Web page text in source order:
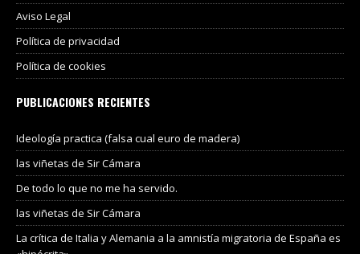
Aviso Legal
Política de privacidad
Política de cookies
PUBLICACIONES RECIENTES
Ideología practica (falsa cual euro de madera)
las viñetas de Sir Cámara
De todo lo que no me ha servido.
las viñetas de Sir Cámara
La crítica de Italia y Alemania a la amnistía migratoria de España es